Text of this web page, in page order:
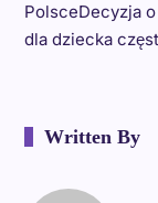
PolsceDecyzja
dla dziecka
Written By